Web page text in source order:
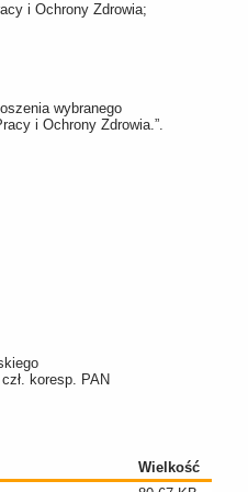
i Ochrony Zdrowia;
wybranego
i Ochrony Zdrowia.”.
koresp. PAN
Wielkość